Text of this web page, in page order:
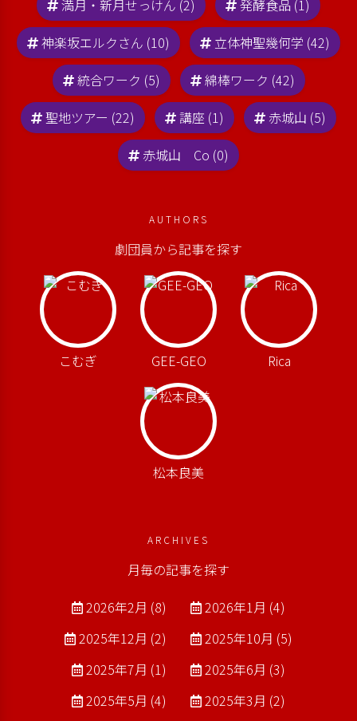
満月・新月せっけん (2)
発酵食品 (1)
神楽坂エルクさん (10)
立体神聖幾何学 (42)
統合ワーク (5)
綿棒ワーク (42)
聖地ツアー (22)
講座 (1)
赤城山 (5)
赤城山 Co (0)
AUTHORS
劇団員から記事を探す
こむぎ GEE-GEO Rica
松本良美
ARCHIVES
月毎の記事を探す
2026年2月 (8)
2026年1月 (4)
2025年12月 (2)
2025年10月 (5)
2025年7月 (1)
2025年6月 (3)
2025年5月 (4)
2025年3月 (2)